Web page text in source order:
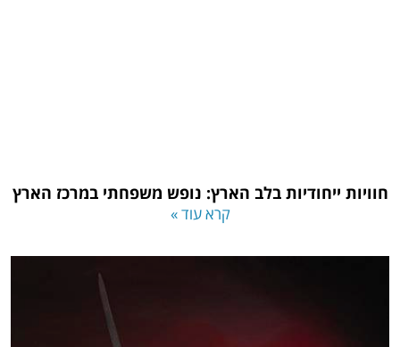
חוויות ייחודיות בלב הארץ: נופש משפחתי במרכז הארץ
קרא עוד »